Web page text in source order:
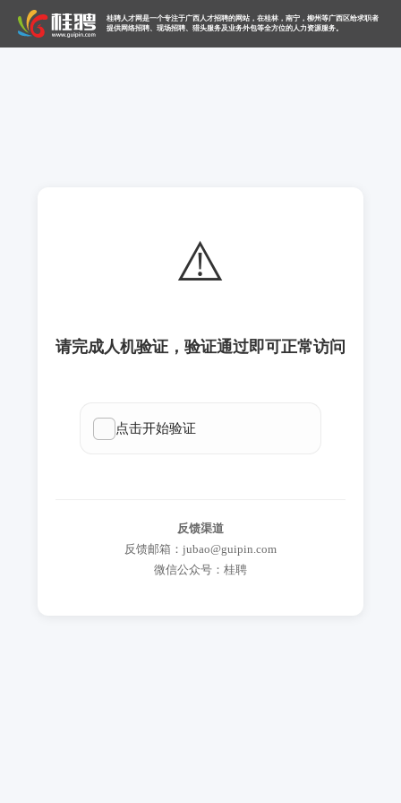
桂聘人才网是一个专注于广西人才招聘的网站，在桂林，南宁，柳州等广西区给求职者
提供网络招聘、现场招聘、猎头服务及业务外包等全方位的人力资源服务。
⚠️
请完成人机验证，验证通过即可正常访问
反馈渠道
反馈邮箱：jubao@guipin.com
微信公众号：桂聘